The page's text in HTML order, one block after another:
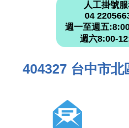
人工掛號
04
週一至週五
週六8:00-
404327 台中市北